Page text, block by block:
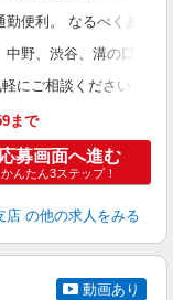
便利。 なるべくあな
中野、渋谷、溝の口 み
にご相談ください★ ※
まで
応募画面へ進む
かんたん3ステップ！
店 の他の求人をみる
動画あり